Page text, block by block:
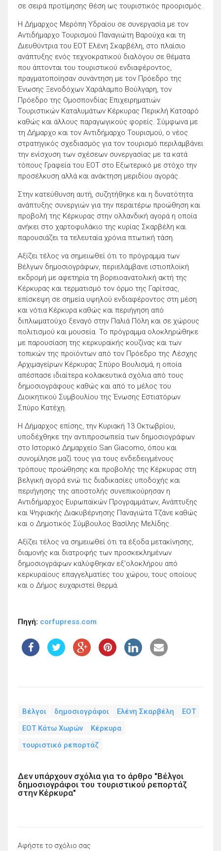
σε σειρά προτίμησης θέση ως τουριστικός προορισμός.
Η Δήμαρχος Μερόπη Υδραίου σε συνεργασία με τον
Αντιδήμαρχο Τουρισμού Παναγιώτη Βαρούχα και τη
Διευθύντρια του ΕΟΤ Ελένη Σκαρβέλη, στο πλαίσιο
ανάπτυξης ενός τεχνοκρατικού διαλόγου σε θέματα
που άπτονται του τουριστικού ενδιαφέροντος,
πραγματοποίησαν συνάντηση με τον Πρόεδρο της
Ένωσης Ξενοδόχων Χαράλαμπο Βούλγαρη, τον
Πρόεδρο της Ομοσπονδίας Επιχειρηματιών
Τουριστικών Καταλυμάτων Κέρκυρας Περικλή Κατσαρό
καθώς και άλλους παραγωγικούς φορείς. Σύμφωνα με
τη Δήμαρχο και τον Αντιδήμαρχο Τουρισμού, ο νέος
στρατηγικός σχεδιασμός για τον τουρισμό περιλαμβάνει
την ενίσχυση των σχέσεων συνεργασίας με τα κατά
τόπους Γραφεία του ΕΟΤ στο Εξωτερικό με στόχο την
προσέλκυση αλλά και ανάκτηση μεριδίου αγοράς.
Στην κατεύθυνση αυτή, συζητήθηκε και η δυνατότητα
ανάπτυξης συνεργιών για την περαιτέρω προώθηση και
προβολή της Κέρκυρας στην ολλανδική αγορά η οποία
ανήκει στο χαρτοφυλάκιο της κυρίας Σκαρβέλη και
παρουσιάζει τα τελευταία χρόνια πτωτική τάση.
Αξίζει τέλος να σημειωθεί ότι το πρόγραμμα των
Βέλγων δημοσιογράφων, περιελάμβανε ιστιοπλοϊκή
εκδρομή με αφετηρία τη βορειοανατολική ακτή της
Κέρκυρας και τερματισμό τον όρμο της Γαρίτσας,
επίσκεψη σε σημεία υψηλού ενδιαφέροντος στη μέση
και νότια Κέρκυρα καθώς και περιήγηση από
διπλωματούχο ξεναγό στην Παλιά Πόλη και σε χώρους
πολιτισμού και μουσεία. Το πρόγραμμα ολοκληρώθηκε
με παρουσίαση της κερκυραϊκής κουζίνας και των
τοπικών της προϊόντων από τον Πρόεδρο της Λέσχης
Αρχιμαγείρων Κέρκυρας Σπύρο Βουλισμά, η οποία
απέσπασε ιδιαίτερα κολακευτικά σχόλια από τους
δημοσιογράφους καθώς και από το μέλος του
Διοικητικού Συμβουλίου της Ένωσης Εστιατόρων
Σπύρο Κατέχη.
Η Δήμαρχος επίσης, την Κυριακή 13 Οκτωβρίου,
υποδέχθηκε την αντιπροσωπεία των δημοσιογράφων
στο Ιστορικό Δημαρχείο San Giacomo, όπου και
συνομίλησε μαζί τους για τους ενδεδειγμένους
τρόπους προώθησης και προβολής της Κέρκυρας στη
βελγική αγορά ενώ τις διαδικασίες υποδοχής και
περιήγησης της αποστολής συνεπικούρησαν η
Αντιδήμαρχος Ευρωπαϊκών Προγραμμάτων, Ανάπτυξης
και Ψηφιακής Διακυβέρνησης Παναγιώτα Τζάνε καθώς
και ο Δημοτικός Σύμβουλος Βασίλης Μελίδης.
Αξίζει τέλος να σημειωθεί ότι τα έξοδα μετακίνησης,
διαμονής και διατροφής των προσκεκλημένων
δημοσιογράφων καλύφθηκαν εξ’ολοκλήρου από
κερκυραίους επαγγελματίες του χώρου, τους οποίους
και ο Δήμος ευχαριστεί θερμά.
Πηγή: corfupress.com
Βέλγοι δημοσιογράφοι Ελένη Σκαρβέλη
ΕΟΤ
ΕΟΤ Κάτω Χωρών
Κέρκυρα
τουριστικό ρεπορτάζ
Δεν υπάρχουν σχόλια για το άρθρο "Βέλγοι
δημοσιογράφοι του τουριστικού ρεπορτάζ
στην Κέρκυρα"
Αφήστε το σχόλιο σας